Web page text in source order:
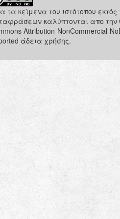
τα κείμενα του ιστότοπου εκτός
καλύπτονται απο την
Attribution-NonCommercial-
άδεια χρήσης.